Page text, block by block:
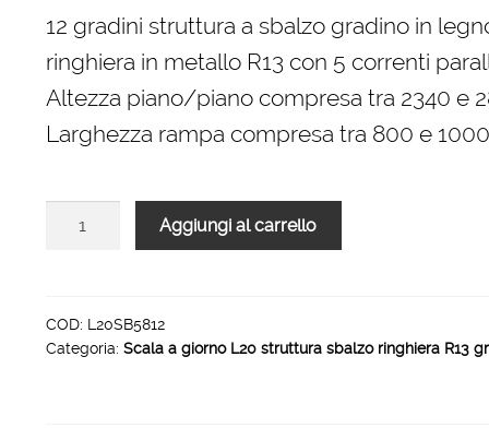
originale
era:
2.904,00 €.
attuale
è:
1.960,00 €.
12 gradini struttura a sbalzo gradino in
ringhiera in metallo R13 con 5 correnti
Altezza piano/piano compresa tra 2340 e
Larghezza rampa compresa tra 800 e
sbalzo
ringhiera
Aggiungi al carrello
COD: L20SB5812
Categoria: Scala a giorno L20 struttura sbalzo ringhiera R13